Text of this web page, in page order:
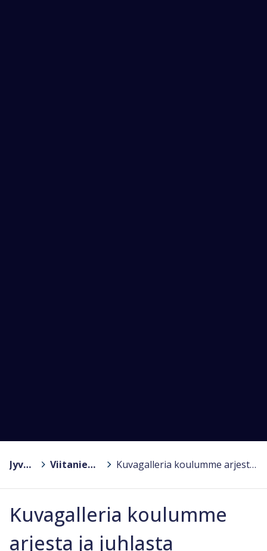
Jyväskylä Viitaniemen koulu > Kuvagalleria koulumme arjesta ja juhlasta
Kuvagalleria koulumme
arjesta ja juhlasta